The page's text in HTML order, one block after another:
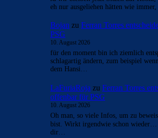
eh nur ausgeliehen hätten wie
Bojan zu Ferran Torres
PSG
10. August 2026
für den moment bin ich ziemlich
schlagartig ändern, zum beispiel
dem Hansi…
LaFuriaRoja zu Ferran Torres
offenbar für PSG
10. August 2026
Oh man, so viele Infos, um zu
bist. Wirkt irgendwie schon wieder…
dir…